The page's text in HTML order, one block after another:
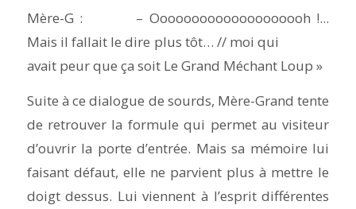
Mère-G : – Oooooooooooooooooooh !...
Mais il fallait le dire plus tôt… // moi qui
avait peur que ça soit Le Grand Méchant Loup »
Suite à ce dialogue de sourds, Mère-Grand tente
de retrouver la formule qui permet au visiteur
d’ouvrir la porte d’entrée. Mais sa mémoire lui
faisant défaut, elle ne parvient plus à mettre le
doigt dessus. Lui viennent à l’esprit différentes